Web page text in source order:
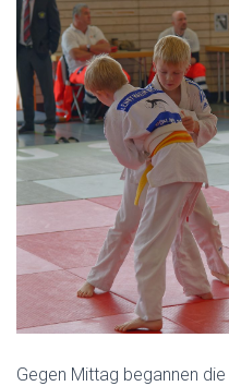
Gegen Mittag begannen